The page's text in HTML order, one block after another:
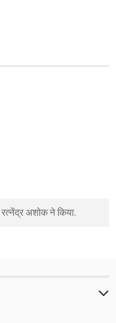
रत्नेंद्र अशोकने किया.